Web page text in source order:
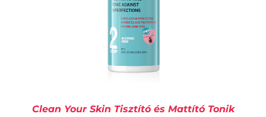
Clean Your Skin Tisztító és Mattító Tonik